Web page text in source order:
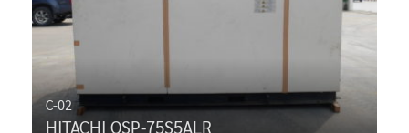
C-02
HITACHI OSP-75S5ALR